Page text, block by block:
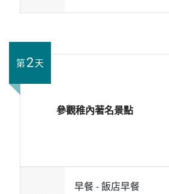
第2天
參觀稚內著名景點
早餐 -飯店早餐